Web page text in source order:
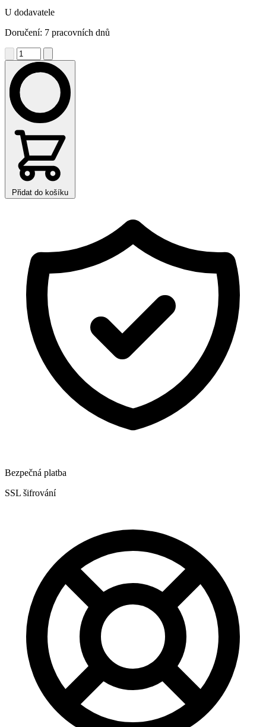
U dodavatele
Doručení: 7 pracovních dnů
Přidat do košíku
Bezpečná platba
SSL šifrování